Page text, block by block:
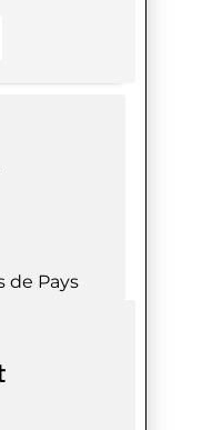
de Pays